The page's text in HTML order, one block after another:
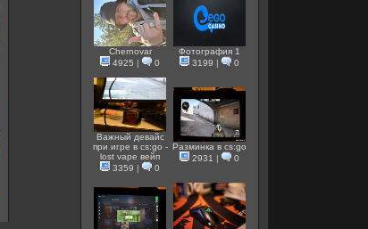
Chernovar
4925 | 0
Фотография 1
3199 | 0
Важный девайс
при игре в cs:go -
lost vape вейп
3359 | 0
Разминка в cs:go
2931 | 0